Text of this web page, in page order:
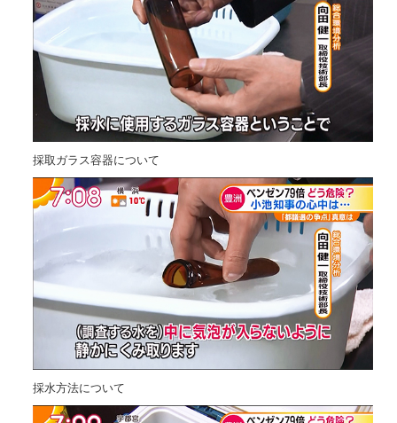
採取ガラス容器について
採水方法について